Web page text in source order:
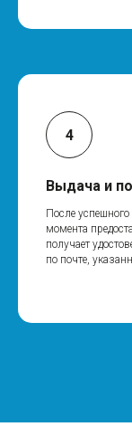
Выдача и
После
момента
получает
по почте,